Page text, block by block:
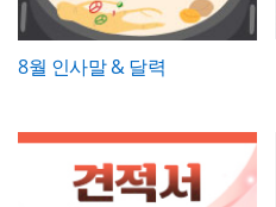
8월 인사말 & 달력